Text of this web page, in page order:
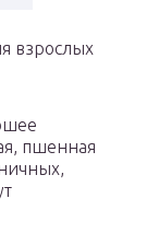
взрослых
пшенная